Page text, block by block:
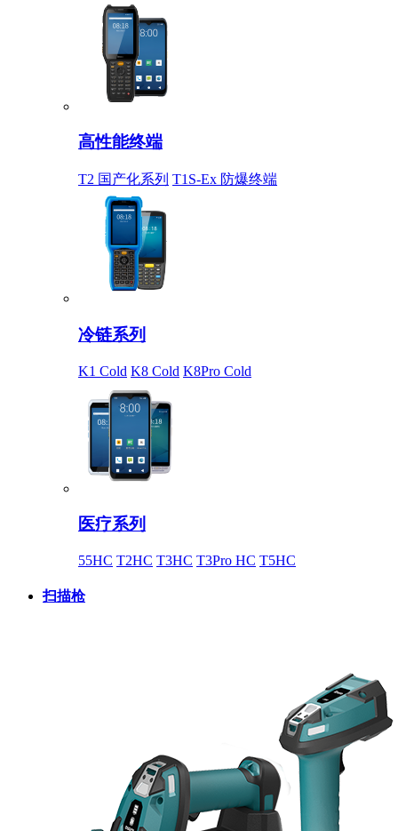
高性能终端
T2 国产化系列 T1S-Ex 防爆终端
冷链系列
K1 Cold K8 Cold K8Pro Cold
医疗系列
55HC T2HC T3HC T3Pro HC T5HC
扫描枪